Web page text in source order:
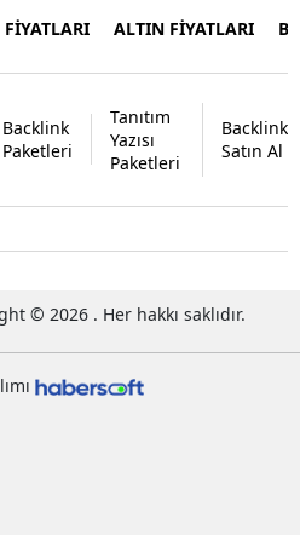
FİYATLARI ALTIN FİYATLARI
Backlink
Paketleri
Tanıtım
Yazısı
Paketleri
Backlink
Satın Al
© 2026 . Her hakkı saklıdır.